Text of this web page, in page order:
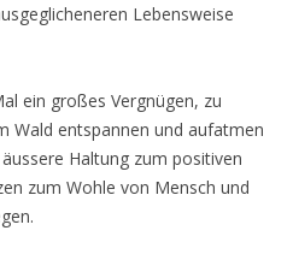
Lebensweise
ein großes Vergnügen, zu
Wald entspannen und aufatmen
Haltung zum positiven
zum Wohle von Mensch und